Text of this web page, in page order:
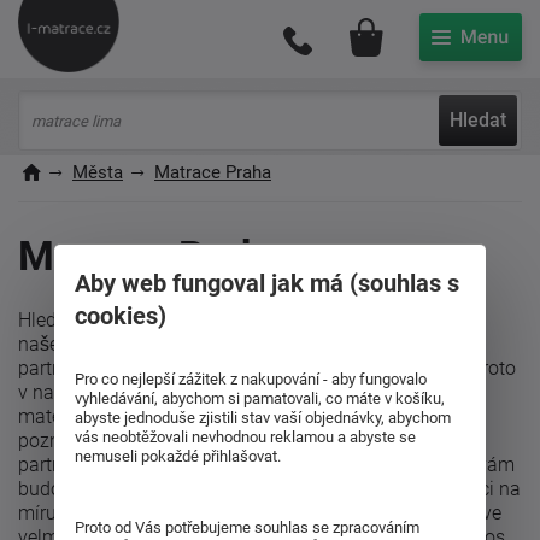
Hledat
Můj účet
Města Matrace Praha
Matrace Praha
Hledáte kvalitní a cenově dostupné matrace v Praze? V
našem e-shopu pro vás máme připraveny zdravotní,
partnerské i levné matrace. Velmi dbáme na kvalitu a proto
v našem sortimentu najdete jen matrace z nejlepších
materiálů, vyráběné s ohledem na nejnovější vědecké
poznatky (ortopedické matrace, matrace pro alergiky,
partnerské matrace, antidekubitní matrace, atd.), které vám
budou perfektně sloužit dlouhá léta. Potřebujete matraci na
míru, přesně podle vašich požadavků? Ozvěte se nám, ve
Aby web fungoval jak má (souhlas s
cookies)
Pro co nejlepší zážitek z nakupování - aby fungovalo
vyhledávání, abychom si pamatovali, co máte v košíku,
abyste jednoduše zjistili stav vaší objednávky, abychom
vás neobtěžovali nevhodnou reklamou a abyste se
nemuseli pokaždé přihlašovat.
Proto od Vás potřebujeme souhlas se zpracováním